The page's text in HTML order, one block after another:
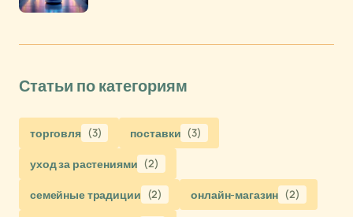
Статьи по категориям
торговля (3) поставки (3)
уход за растениями (2)
семейные традиции (2) онлайн-магазин (2)